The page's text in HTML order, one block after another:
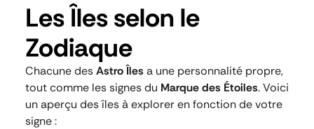
Les Îles selon le
Zodiaque
Chacune desAstro Îles a une personnalité propre,
tout comme les signes du Marque des Étoiles. Voici
un aperçu des îles à explorer en fonction de votre
signe :